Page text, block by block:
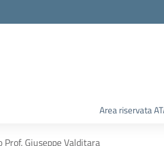
Area riservata
Giuseppe Valditara